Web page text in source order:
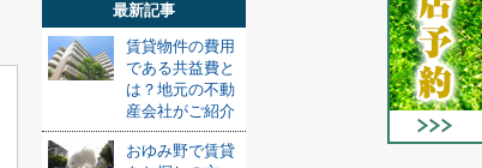
最新記事
賃貸物件の費用
である共益費と
は？地元の不動
産会社がご紹介
おゆみ野で賃貸